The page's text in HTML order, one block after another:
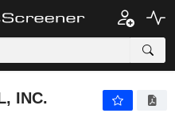
INC.